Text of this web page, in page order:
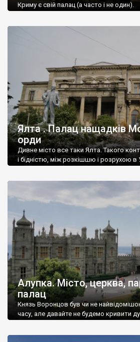
Криму є свій палац (а часто і не один).
Ялта . Палац нащадків
орди
Дивне місто все таки Ялта. Такого
і бідністю, між розкішшю і розрухою в
Алупка. Місто, церква,
палац
Князь Воронцов був чи не
часу, але давайте не будемо кривити